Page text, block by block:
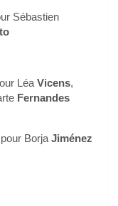
Sébastien
Léa Vicens,
Fernandes
pour Borja Jiménez